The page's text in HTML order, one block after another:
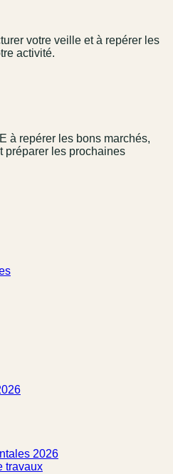
votre veille et à repérer les
activité.
à repérer les bons marchés,
préparer les prochaines
2026
travaux